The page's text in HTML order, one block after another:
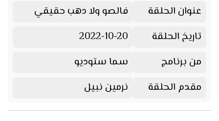
عنوان الحلقة
فالصو ولا دهب حقيقي
تاريخ الحلقة
2022-10-20
من برنامج
سما ستوديو
مقدم الحلقة
نرمين نبيل